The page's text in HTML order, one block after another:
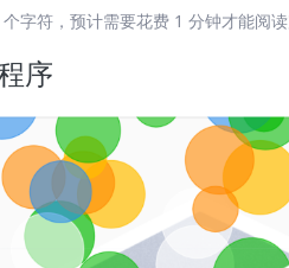
字符，预计需要花费 1 分钟才能阅
序